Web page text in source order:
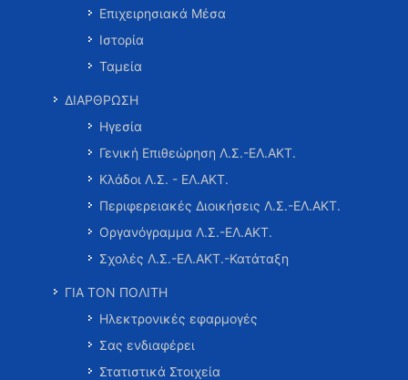
Επιχειρησιακά Μέσα
Ιστορία
Ταμεία
ΔΙΑΡΘΡΩΣΗ
Ηγεσία
Γενική Επιθεώρηση Λ.Σ.-ΕΛ.ΑΚΤ.
Κλάδοι Λ.Σ. - ΕΛ.ΑΚΤ.
Περιφερειακές Διοικήσεις Λ.Σ.-ΕΛ.ΑΚΤ.
Οργανόγραμμα Λ.Σ.-ΕΛ.ΑΚΤ.
Σχολές Λ.Σ.-ΕΛ.ΑΚΤ.-Κατάταξη
ΓΙΑ ΤΟΝ ΠΟΛΙΤΗ
Ηλεκτρονικές εφαρμογές
Σας ενδιαφέρει
Στατιστικά Στοιχεία